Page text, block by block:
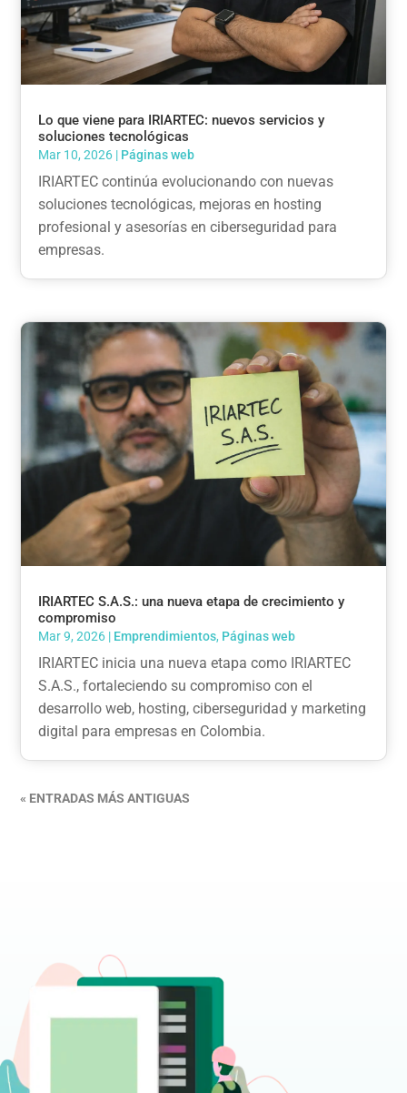
Lo que viene para IRIARTEC: nuevos servicios y
soluciones tecnológicas
Mar 10, 2026 | Páginas web
IRIARTEC continúa evolucionando con nuevas
soluciones tecnológicas, mejoras en hosting
profesional y asesorías en ciberseguridad para
empresas.
IRIARTEC S.A.S.: una nueva etapa de crecimiento y
compromiso
Mar 9, 2026 | Emprendimientos, Páginas web
IRIARTEC inicia una nueva etapa como IRIARTEC
S.A.S., fortaleciendo su compromiso con el
desarrollo web, hosting, ciberseguridad y marketing
digital para empresas en Colombia.
« ENTRADAS MÁS ANTIGUAS